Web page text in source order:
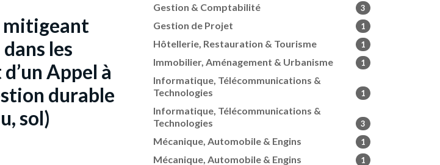
mitigeant
les
Appel à
durable
sol)
Gestion & Comptabilité 3
Gestion de Projet 1
Hôtellerie, Restauration & Tourisme 1
Immobilier, Aménagement & Urbanisme 1
Informatique, Télécommunications &
Technologies
1
Informatique, Télécommunications &
Technologies
3
Mécanique, Automobile & Engins 1
Mécanique, Automobile & Engins 1